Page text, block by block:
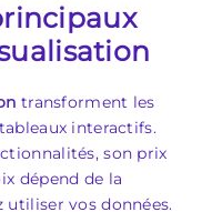
transforment les
interactifs.
son prix
dépend de la
vos données.